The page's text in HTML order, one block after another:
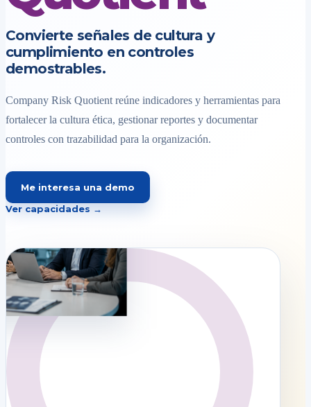
Convierte señales de cultura y
cumplimiento en controles
demostrables.
Company Risk Quotient reúne indicadores y herramientas para
fortalecer la cultura ética, gestionar reportes y documentar
controles con trazabilidad para la organización.
Me interesa una demo
Ver capacidades →